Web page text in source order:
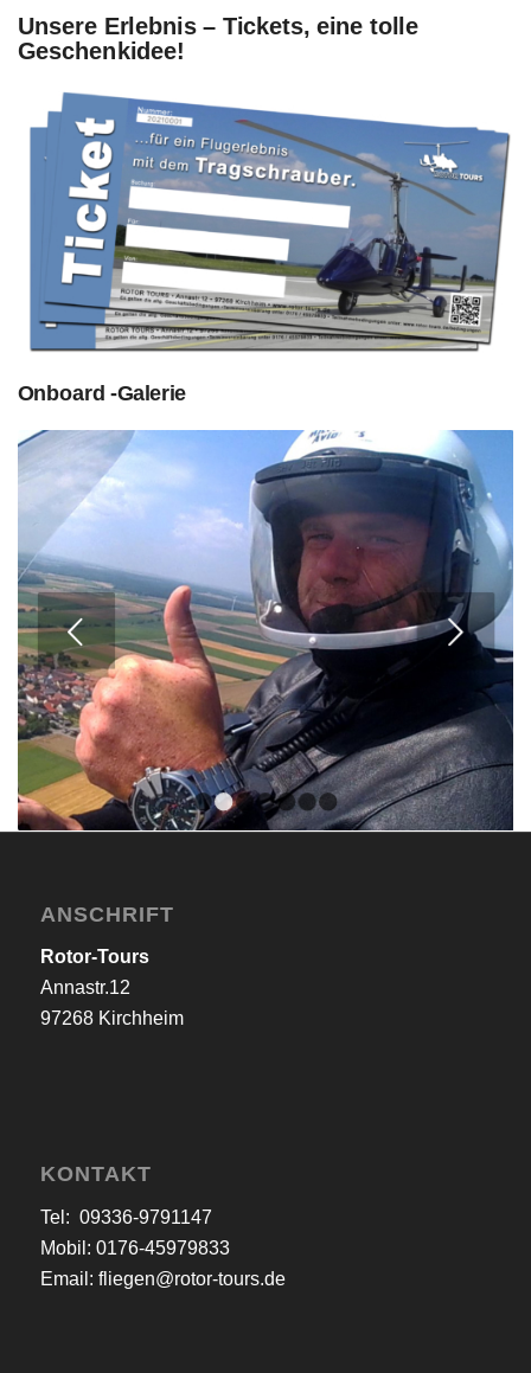
Unsere Erlebnis – Tickets, eine tolle
Geschenkidee!
Onboard -Galerie
Weiter
1 2 3 4 5 6 7
ANSCHRIFT
Rotor-Tours
Annastr.12
97268 Kirchheim
KONTAKT
Tel: 09336-9791147
Mobil: 0176-45979833
Email: fliegen@rotor-tours.de